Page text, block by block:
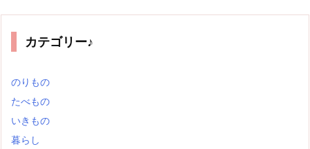
カテゴリー♪
のりもの
たべもの
いきもの
暮らし